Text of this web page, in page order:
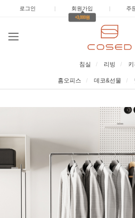
로그인 | 회원가입 |
+3,000원
주
침실 리빙 키
홈오피스 데코&선물